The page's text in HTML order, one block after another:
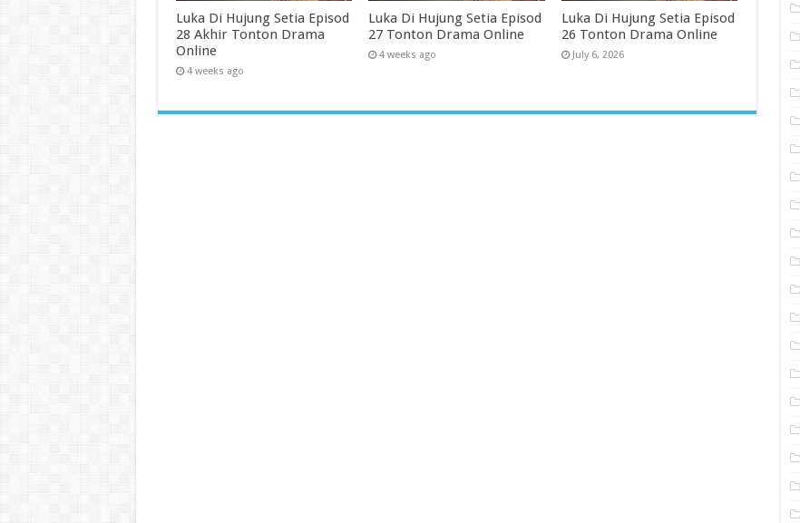
Luka Di Hujung Setia Episod
28 Akhir Tonton Drama
Online
4 weeks ago
Luka Di Hujung Setia Episod
27 Tonton Drama Online
4 weeks ago
Luka Di Hujung Setia Episod
26 Tonton Drama Online
July 6, 2026